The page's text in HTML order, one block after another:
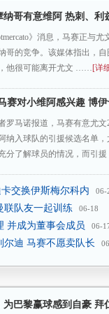
纳哥有意维阿 热刺、利
》消息，马赛正与
哥的竞争。该媒体指出，
他很可能离开尤文 ……[详
赛对小维阿感兴趣 博
罗马诺报道，马赛有意尤
纳入球队的引援候选名单
分了解球员的情况，而引
交换伊斯梅尔科内 06-
联队友一起训练 06-18
并成为董事会成员 06-
尔迪 马赛不愿卖队长
为巴黎赢球感到自豪 拜